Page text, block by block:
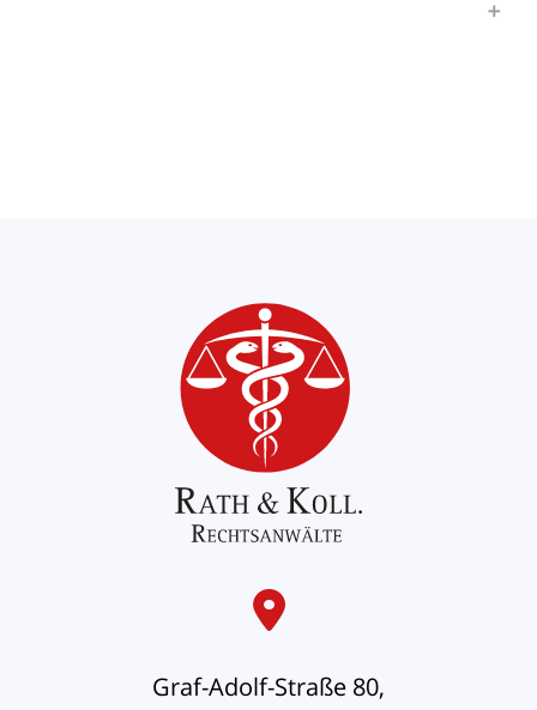
re Ver­let­zung, dass sie auf einen spe­zi­ell
aus­ge­stat­te­ten Wagen an­ge­wie­sen ist,
kön­nen des­sen An­schaf­fungs­kos­ten
grund­sätz­lich als ver­mehr­te Be­dürf­nis­se
auch in einer Ein­mal­zah­lung er­setzt wer­
den. Das OLG Bran­den­burg ver­langt
dafür je­doch, dass die Ge­schä­dig­te dau­
er­haft auf die Be­nut­zung eines sol­chen
Autos an­ge­wie­sen ist. Das sei nicht der
Graf-Adolf-Straße 80,